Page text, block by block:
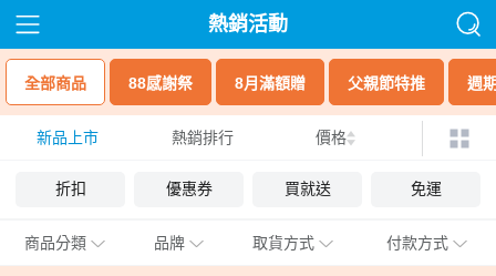
熱銷活動
全部商品 88感謝祭 8月滿額贈 父親節特推 週
新品上市 熱銷排行 價格
折扣 優惠券 買就送 免運
商品分類 品牌 取貨方式 付款方式